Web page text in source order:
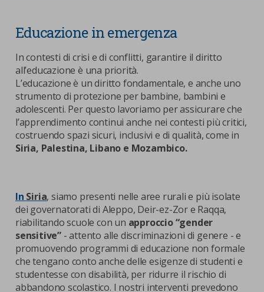
CERCACARRELLO
Educazione in emergenza
In contesti di crisi e di conflitti, garantire il diritto
all’educazione è una priorità.
L’educazione è un diritto fondamentale, e anche uno
strumento di protezione per bambine, bambini e
adolescenti. Per questo lavoriamo per assicurare che
l’apprendimento continui anche nei contesti più critici,
costruendo spazi sicuri, inclusivi e di qualità, come in
Siria, Palestina, Libano e Mozambico.
In Siria, siamo presenti nelle aree rurali e più isolate
dei governatorati di Aleppo, Deir-ez-Zor e Raqqa,
riabilitando scuole con un approccio “gender
sensitive” - attento alle discriminazioni di genere - e
promuovendo programmi di educazione non formale
che tengano conto anche delle esigenze di studenti e
studentesse con disabilità, per ridurre il rischio di
abbandono scolastico. I nostri interventi prevedono